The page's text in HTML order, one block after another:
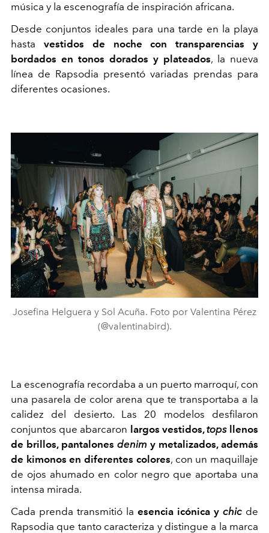
música y la escenografía de inspiración africana.
Desde conjuntos ideales para una tarde en la playa
hasta vestidos de noche con transparencias y
bordados en tonos dorados y plateados, la nueva
línea de Rapsodia presentó variadas prendas para
diferentes ocasiones.
Josefina Helguera y Sol Acuña. Foto por Valentina Pérez
(@valentinabird).
La escenografía recordaba a un puerto marroquí, con
una pasarela de color arena que te transportaba a la
calidez del desierto. Las 20 modelos desfilaron
conjuntos que abarcaron largos vestidos,tops llenos
de brillos, pantalones denim y metalizados, además
de kimonos en diferentes colores, con un maquillaje
de ojos ahumado en color negro que aportaba una
intensa mirada.
Cada prenda transmitió la esencia icónica y chic de
Rapsodia que tanto caracteriza y distingue a la marca